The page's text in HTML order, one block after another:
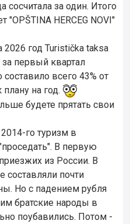
за один. Итого
HERCEG NOVI"
год Turistička taksa
за первый квартал
всего 43% от
на год.
будете прятать свои
го туризм в
В первую
из России. В
составляли почти
Но с падением рубля
братские народы в
поубавились. Потом -